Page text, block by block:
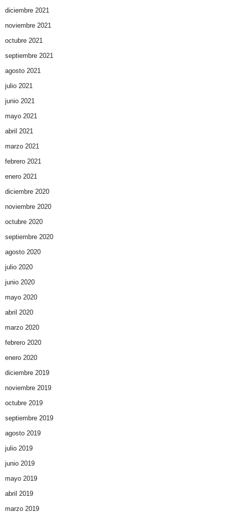
diciembre 2021
noviembre 2021
octubre 2021
septiembre 2021
agosto 2021
julio 2021
junio 2021
mayo 2021
abril 2021
marzo 2021
febrero 2021
enero 2021
diciembre 2020
noviembre 2020
octubre 2020
septiembre 2020
agosto 2020
julio 2020
junio 2020
mayo 2020
abril 2020
marzo 2020
febrero 2020
enero 2020
diciembre 2019
noviembre 2019
octubre 2019
septiembre 2019
agosto 2019
julio 2019
junio 2019
mayo 2019
abril 2019
marzo 2019